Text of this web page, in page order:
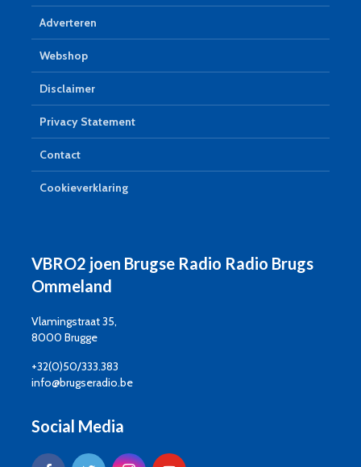
Adverteren
Webshop
Disclaimer
Privacy Statement
Contact
Cookieverklaring
VBRO2 joen Brugse Radio Radio Brugs
Ommeland
Vlamingstraat 35,
8000 Brugge
+32(0)50/333.383
info@brugseradio.be
Social Media